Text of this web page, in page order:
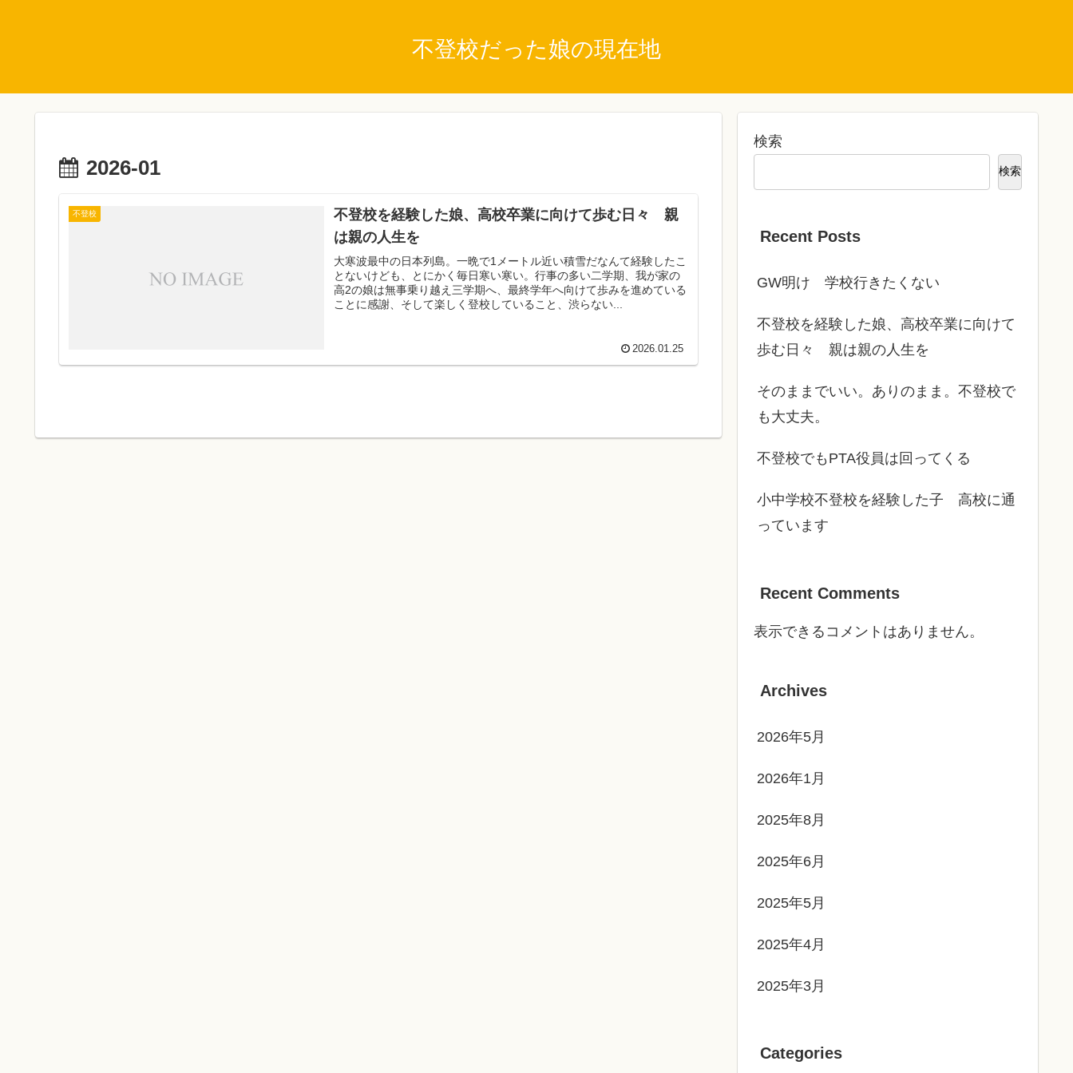
不登校だった娘の現在地
2026-01
不登校
不登校を経験した娘、高校卒業に向けて歩む日々 親
は親の人生を
大寒波最中の日本列島。一晩で1メートル近い積雪だなんて経験したこ
とないけども、とにかく毎日寒い寒い。行事の多い二学期、我が家の
高2の娘は無事乗り越え三学期へ、最終学年へ向けて歩みを進めている
ことに感謝、そして楽しく登校していること、渋らない...
2026.01.25
検索
検索
Recent Posts
GW明け 学校行きたくない
不登校を経験した娘、高校卒業に向けて
歩む日々 親は親の人生を
そのままでいい。ありのまま。不登校で
も大丈夫。
不登校でもPTA役員は回ってくる
小中学校不登校を経験した子 高校に通
っています
Recent Comments
表示できるコメントはありません。
Archives
2026年5月
2026年1月
2025年8月
2025年6月
2025年5月
2025年4月
2025年3月
Categories